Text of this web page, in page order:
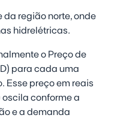
da região norte, onde
hidrelétricas.
o Preço de
para cada uma
Esse preço em reais
conforme a
e a demanda